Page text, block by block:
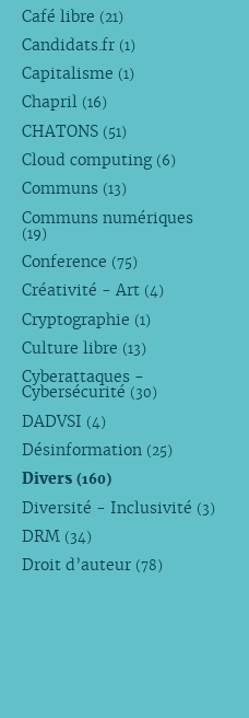
Café libre (21)
Candidats.fr (1)
Capitalisme (1)
Chapril (16)
CHATONS (51)
Cloud computing (6)
Communs (13)
Communs numériques
(19)
Conference (75)
Créativité - Art (4)
Cryptographie (1)
Culture libre (13)
Cyberattaques -
Cybersécurité (30)
DADVSI (4)
Désinformation (25)
Divers (160)
Diversité - Inclusivité (3)
DRM (34)
Droit d’auteur (78)